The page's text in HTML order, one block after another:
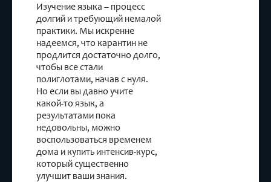
Изучение языка – процесс
долгий и требующий немалой
практики. Мы искренне
надеемся, что карантин не
продлится достаточно долго,
чтобы все стали
полиглотами, начав с нуля.
Но если вы давно учите
какой-то язык, а
результатами пока
недовольны, можно
воспользоваться временем
дома и купить интенсив-курс,
который существенно
улучшит ваши знания.